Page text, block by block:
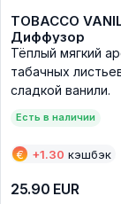
TOBACCO
Диффузор
Тёплый мягкий
табачных
сладкой ванили.
Есть в наличии
€ +1.30 кэшбэк
25.90 EUR